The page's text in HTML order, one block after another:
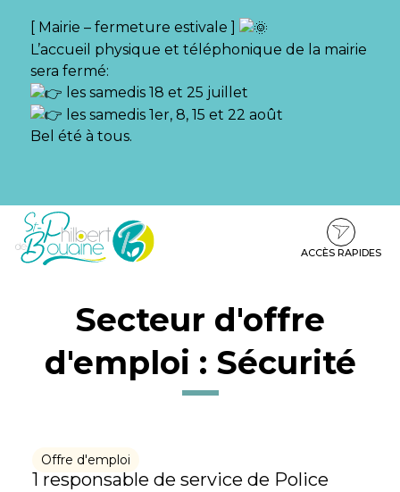
[ Mairie – fermeture estivale ]
L’accueil physique et téléphonique de la mairie
sera fermé:
les samedis 18 et 25 juillet
les samedis 1er, 8, 15 et 22 août
Bel été à tous.
Aller
Aller
contenu
Aller
pied
ACCÈS RAPIDES
Secteur d'offre
d'emploi : Sécurité
Offre d'emploi
1 responsable de service de Police